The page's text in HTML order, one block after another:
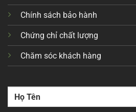
Chính sách bảo hành
Chứng chỉ chất lượng
Chăm sóc khách hàng